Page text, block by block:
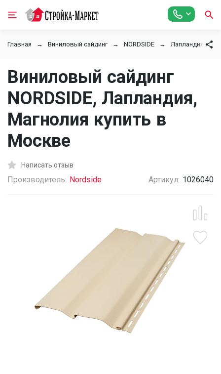
Главная Виниловый сайдинг NORDSIDE Лапландия
Виниловый сайдинг
NORDSIDE, Лапландия,
Магнолия купить в
Москве
Написать отзыв
Производитель: Nordside Артикул: 1026040